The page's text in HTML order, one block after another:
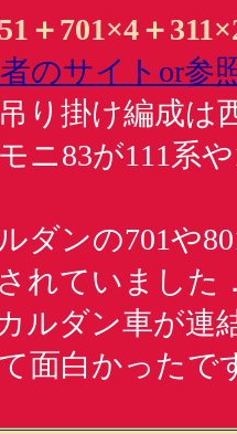
＋701×4＋
のサイトor参
り掛け編成は
ニ83が111系
ダンの701や
れていました
ルダン車が
面白かったで